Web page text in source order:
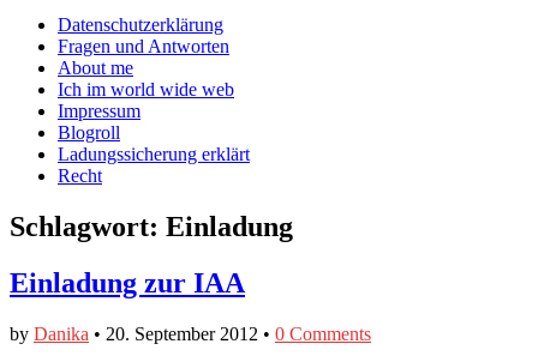
Facebook
anzeigen
Twitter
anzeigen
auf
Instagram
anzeigen
Main
menu
Skip
content
Datenschutzerklärung
Fragen und Antworten
About me
Ich im world wide web
Impressum
Blogroll
Ladungssicherung erklärt
Recht
Schlagwort: Einladung
Einladung zur IAA
by Danika • 20. September 2012 • 0 Comments